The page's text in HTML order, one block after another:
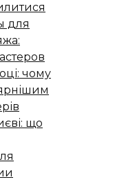
для
чому
що